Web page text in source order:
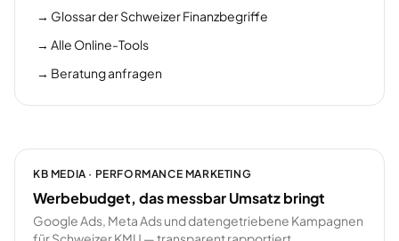
→ Glossar der Schweizer Finanzbegriffe
→ Alle Online-Tools
→ Beratung anfragen
KB MEDIA · PERFORMANCE MARKETING
Werbebudget, das messbar Umsatz bringt
Google Ads, Meta Ads und datengetriebene Kampagnen